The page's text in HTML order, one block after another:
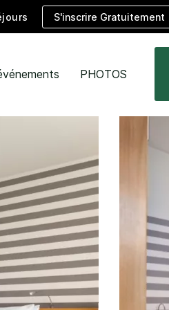
S'inscrire Gratuitement
PHOTOS